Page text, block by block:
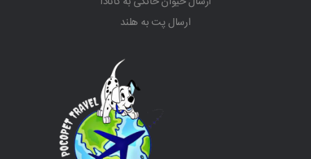
ارسال پت به هلند